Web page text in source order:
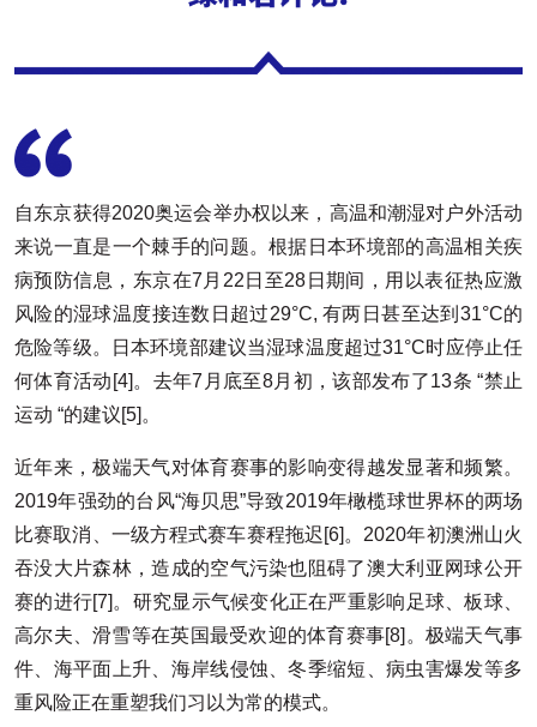
自东京获得2020奥运会举办权以来，高温和潮湿对户外活动
来说一直是一个棘手的问题。根据日本环境部的高温相关疾
病预防信息，东京在7月22日至28日期间，用以表征热应激
风险的湿球温度接连数日超过29°C, 有两日甚至达到31°C的
危险等级。日本环境部建议当湿球温度超过31°C时应停止任
何体育活动[4]。去年7月底至8月初，该部发布了13条 “禁止
运动 “的建议[5]。
近年来，极端天气对体育赛事的影响变得越发显著和频繁。
2019年强劲的台风“海贝思”导致2019年橄榄球世界杯的两场
比赛取消、一级方程式赛车赛程拖迟[6]。2020年初澳洲山火
吞没大片森林，造成的空气污染也阻碍了澳大利亚网球公开
赛的进行[7]。研究显示气候变化正在严重影响足球、板球、
高尔夫、滑雪等在英国最受欢迎的体育赛事[8]。极端天气事
件、海平面上升、海岸线侵蚀、冬季缩短、病虫害爆发等多
重风险正在重塑我们习以为常的模式。